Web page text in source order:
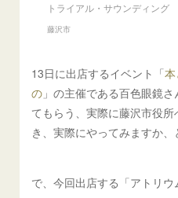
トライアル・サウンディン
藤沢市
13日に出店するイベント「
の 」の主催である百色眼鏡
てもらう、実際に藤沢市役
き、実際にやってみますか、
で、今回出店する「アトリ